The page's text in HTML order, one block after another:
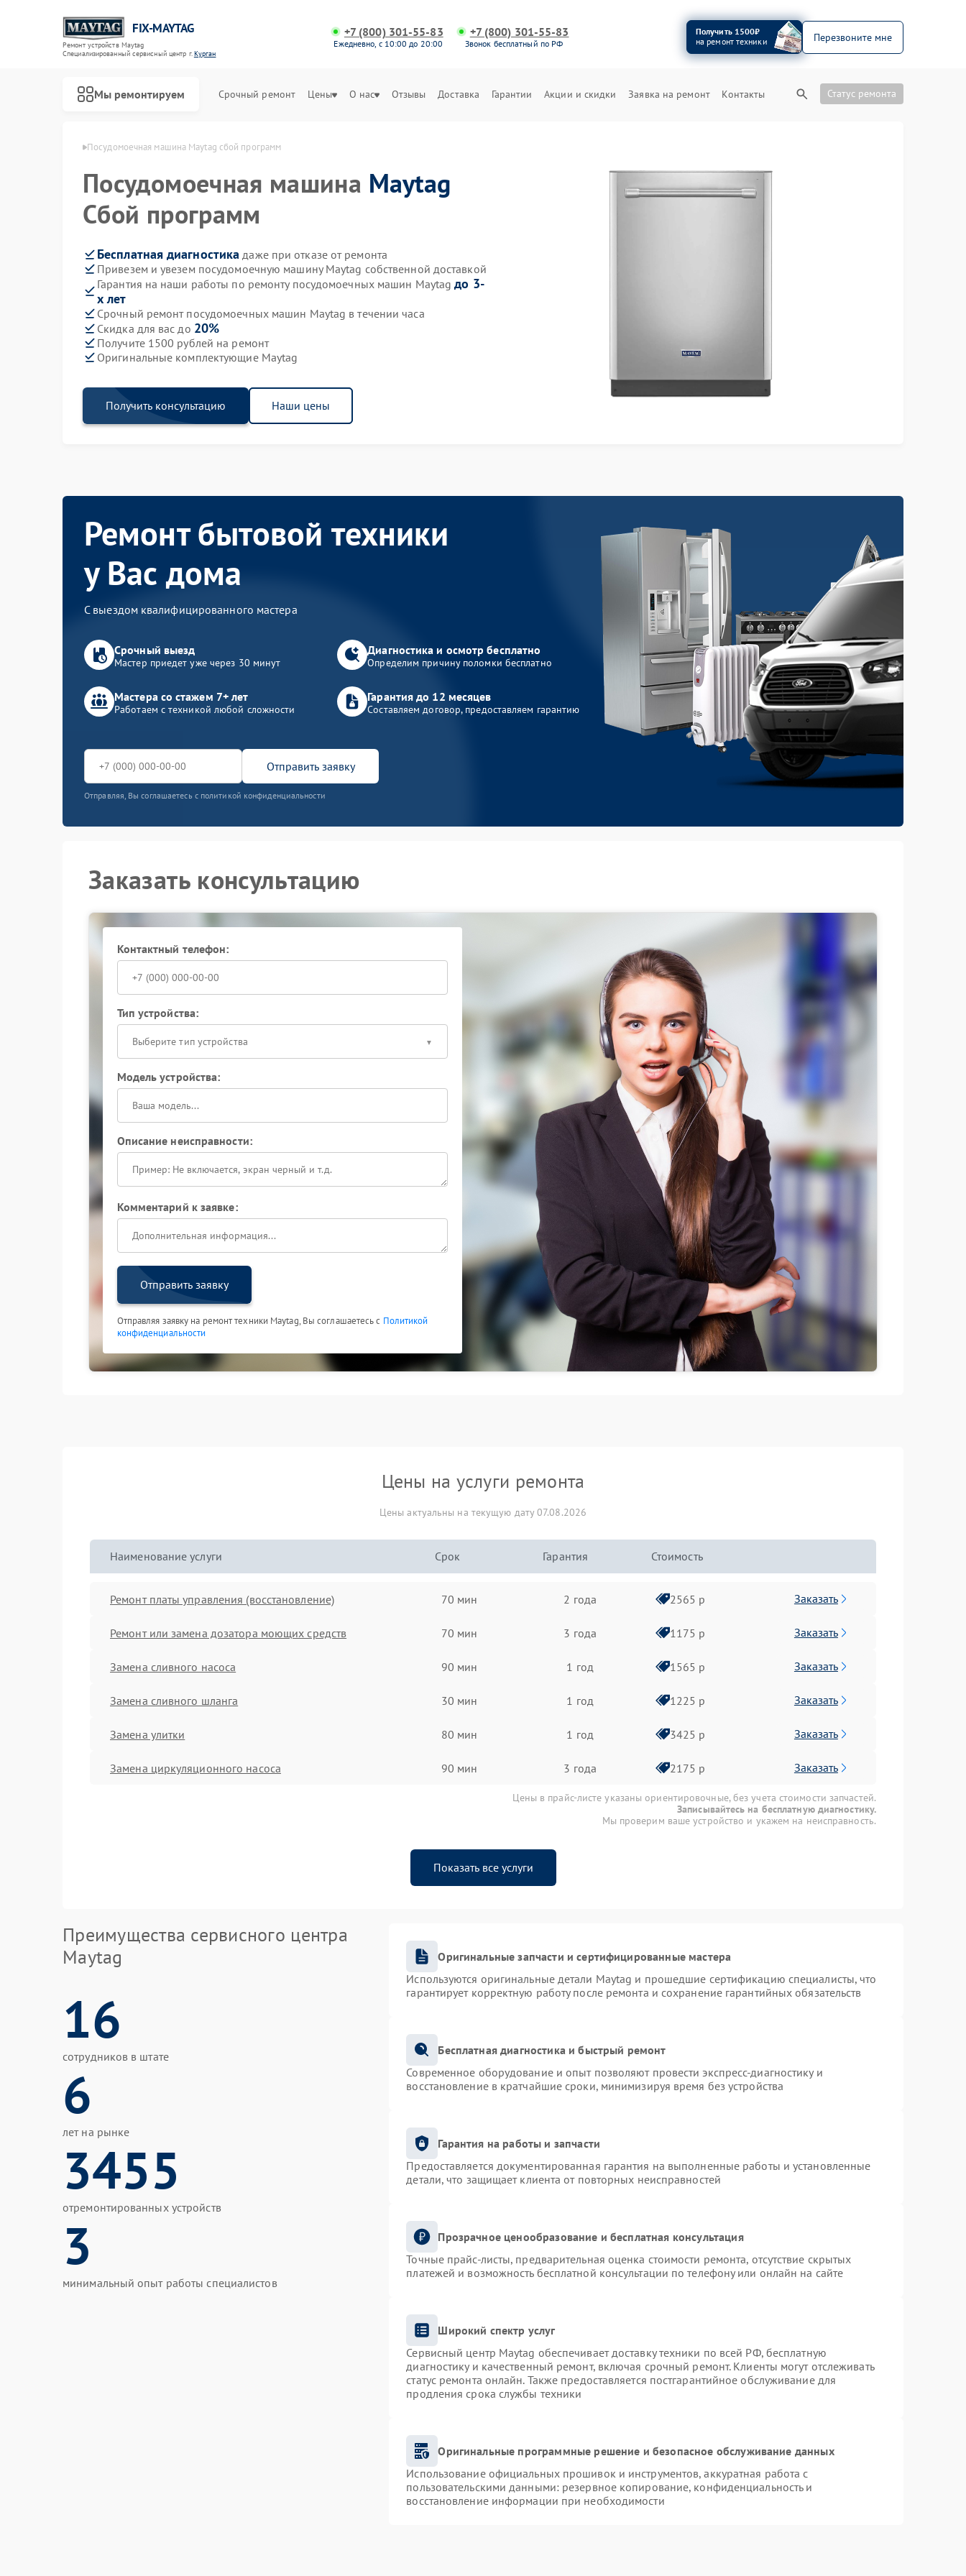
FIX-MAYTAG
Ремонт устройств Maytag
Специализированный cервисный центр г.Курган
+7 (800) 301-55-83
Ежедневно, с 10:00 до 20:00
+7 (800) 301-55-83
Звонок бесплатный по РФ
Получить 1500₽
на ремонт техники
Перезвоните мне
Мы ремонтируем Срочный ремонт Цены О нас Отзывы Доставка Гарантии Акции и скидки Заявка на ремонт Контакты Статус ремонта
Maytag в Кургане Посудомоечная машина Maytag сбой программ
Посудомоечная машина Maytag
Сбой программ
Бесплатная диагностика даже при отказе от ремонта
Привезем и увезем посудомоечную машину Maytag собственной доставкой
Гарантия на наши работы по ремонту посудомоечных машин Maytagдо 3-
х лет
Срочный ремонт посудомоечных машин Maytag в течении часа
Скидка для вас до 20%
Получите 1500 рублей на ремонт
Оригинальные комплектующие Maytag
Получить консультацию Наши цены
Ремонт бытовой техники
у Вас дома
С выездом квалифицированного мастера
Срочный выезд
Мастер приедет уже через 30 минут
Диагностика и осмотр бесплатно
Определим причину поломки бесплатно
Мастера со стажем 7+ лет
Работаем с техникой любой сложности
Гарантия до 12 месяцев
Составляем договор, предоставляем гарантию
Отправить заявку
Отправляя, Вы соглашаетесь с политикой конфиденциальности
Заказать консультацию
Контактный телефон:
Тип устройства:
Выберите тип устройства
Модель устройства:
Описание неисправности:
Комментарий к заявке:
Отправить заявку
Отправляя заявку на ремонт техники Maytag, Вы соглашаетесь с Политикой
конфиденциальности
Цены на услуги ремонта
Цены актуальны на текущую дату 07.08.2026
Наименование услуги Срок Гарантия Стоимость
Ремонт платы управления (восстановление) 70 мин 2 года 2565 р Заказать
Ремонт или замена дозатора моющих средств 70 мин 3 года 1175 р Заказать
Замена сливного насоса 90 мин 1 год 1565 р Заказать
Замена сливного шланга 30 мин 1 год 1225 р Заказать
Замена улитки 80 мин 1 год 3425 р Заказать
Замена циркуляционного насоса 90 мин 3 года 2175 р Заказать
Цены в прайс-листе указаны ориентировочные, без учета стоимости запчастей.
Записывайтесь на бесплатную диагностику.
Мы проверим ваше устройство и укажем на неисправность.
Показать все услуги
Преимущества сервисного центра
Maytag
16
сотрудников в штате
6
лет на рынке
3455
отремонтированных устройств
3
минимальный опыт работы специалистов
Оригинальные запчасти и сертифицированные мастера
Используются оригинальные детали Maytag и прошедшие сертификацию специалисты, что
гарантирует корректную работу после ремонта и сохранение гарантийных обязательств
Бесплатная диагностика и быстрый ремонт
Современное оборудование и опыт позволяют провести экспресс-диагностику и
восстановление в кратчайшие сроки, минимизируя время без устройства
Гарантия на работы и запчасти
Предоставляется документированная гарантия на выполненные работы и установленные
детали, что защищает клиента от повторных неисправностей
Прозрачное ценообразование и бесплатная консультация
Точные прайс-листы, предварительная оценка стоимости ремонта, отсутствие скрытых
платежей и возможность бесплатной консультации по телефону или онлайн на сайте
Широкий спектр услуг
Сервисный центр Maytag обеспечивает доставку техники по всей РФ, бесплатную
диагностику и качественный ремонт, включая срочный ремонт. Клиенты могут отслеживать
статус ремонта онлайн. Также предоставляется постгарантийное обслуживание для
продления срока службы техники
Оригинальные программные решение и безопасное обслуживание данных
Использование официальных прошивок и инструментов, аккуратная работа с
пользовательскими данными: резервное копирование, конфиденциальность и
восстановление информации при необходимости